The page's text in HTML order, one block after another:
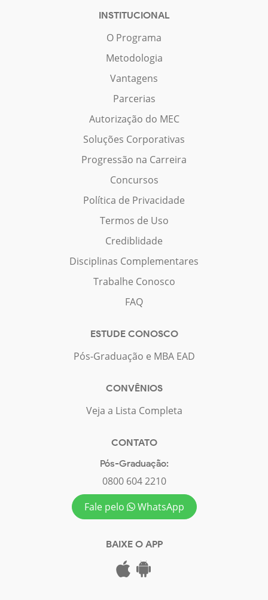
INSTITUCIONAL
O Programa
Metodologia
Vantagens
Parcerias
Autorização do MEC
Soluções Corporativas
Progressão na Carreira
Concursos
Política de Privacidade
Termos de Uso
Crediblidade
Disciplinas Complementares
Trabalhe Conosco
FAQ
ESTUDE CONOSCO
Pós-Graduação e MBA EAD
CONVÊNIOS
Veja a Lista Completa
CONTATO
Pós-Graduação:
0800 604 2210
Fale pelo
WhatsApp
BAIXE O APP